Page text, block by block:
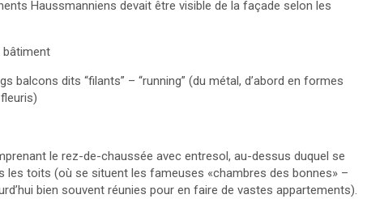
Haussmanniens devait être visible de la façade selon les
bâtiment
balcons dits “filants” – “running” (du métal, d’abord en formes
le rez-de-chaussée avec entresol, au-dessus duquel se
toits (où se situent les fameuses «chambres des bonnes» –
bien souvent réunies pour en faire de vastes appartements).